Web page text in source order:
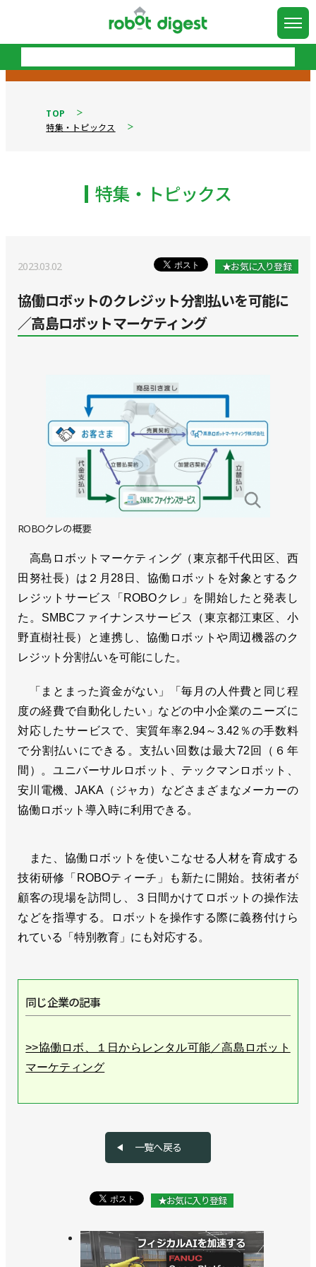
TOP
特集・トピックス
特集・トピックス
2023.03.02 ★お気に入り登録
協働ロボットのクレジット分割払いを可能に
／高島ロボットマーケティング
ROBOクレの概要
高島ロボットマーケティング（東京都千代田区、西
田努社長）は２月28日、協働ロボットを対象とするク
レジットサービス「ROBOクレ」を開始したと発表し
た。SMBCファイナンスサービス（東京都江東区、小
野直樹社長）と連携し、協働ロボットや周辺機器のク
レジット分割払いを可能にした。
「まとまった資金がない」「毎月の人件費と同じ程
度の経費で自動化したい」などの中小企業のニーズに
対応したサービスで、実質年率2.94～3.42％の手数料
で分割払いにできる。支払い回数は最大72回（６年
間）。ユニバーサルロボット、テックマンロボット、
安川電機、JAKA（ジャカ）などさまざまなメーカーの
協働ロボット導入時に利用できる。
また、協働ロボットを使いこなせる人材を育成する
技術研修「ROBOティーチ」も新たに開始。技術者が
顧客の現場を訪問し、３日間かけてロボットの操作法
などを指導する。ロボットを操作する際に義務付けら
れている「特別教育」にも対応する。
同じ企業の記事
>>協働ロボ、１日からレンタル可能／高島ロボット
マーケティング
一覧へ戻る
★お気に入り登録